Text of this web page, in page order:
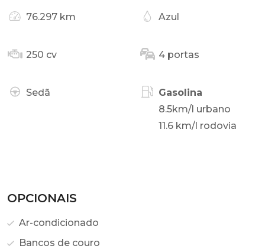
76.297 km Azul
250 cv 4 portas
Sedã
Gasolina
8.5km/l urbano
11.6 km/l rodovia
OPCIONAIS
Ar-condicionado
Bancos de couro